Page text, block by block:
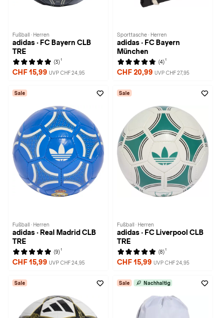
Fußball · Herren
adidas · FC Bayern CLB
TRE
(3) 1
CHF 15,99 UVP CHF 24,95
Sporttasche · Herren
adidas · FC Bayern
München
(4) 1
CHF 20,99 UVP CHF 27,95
Sale
Fußball · Herren
adidas · Real Madrid CLB
TRE
(9) 1
CHF 15,99 UVP CHF 24,95
Sale
Fußball · Herren
adidas · FC Liverpool CLB
TRE
(8) 1
CHF 15,99 UVP CHF 24,95
Sale Sale Nachhaltig